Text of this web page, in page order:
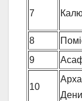
7
8
9
10